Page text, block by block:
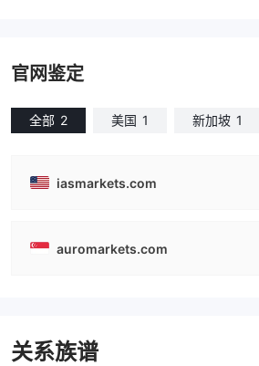
官网鉴定
全部 2 美国 1 新加坡 1
iasmarkets.com
auromarkets.com
关系族谱